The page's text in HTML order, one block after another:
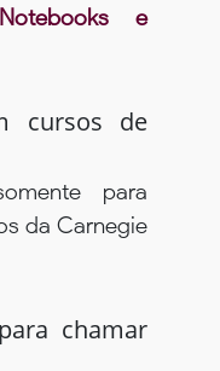
e
cursos de
para
da Carnegie
chamar